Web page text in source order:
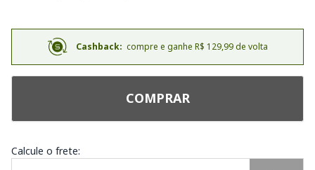
Cashback: compre e ganhe R$ 129,99 de volta
COMPRAR
Calcule o frete: